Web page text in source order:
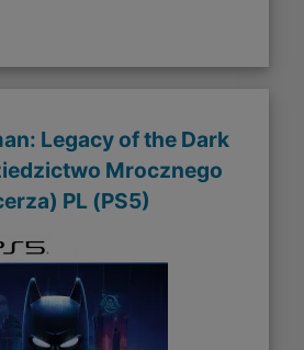
Legacy of the Dark
Mrocznego
PL (PS5)